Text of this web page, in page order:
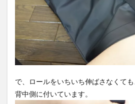
で、ロールをいちいち伸ばさなくて
背中側に付いています。